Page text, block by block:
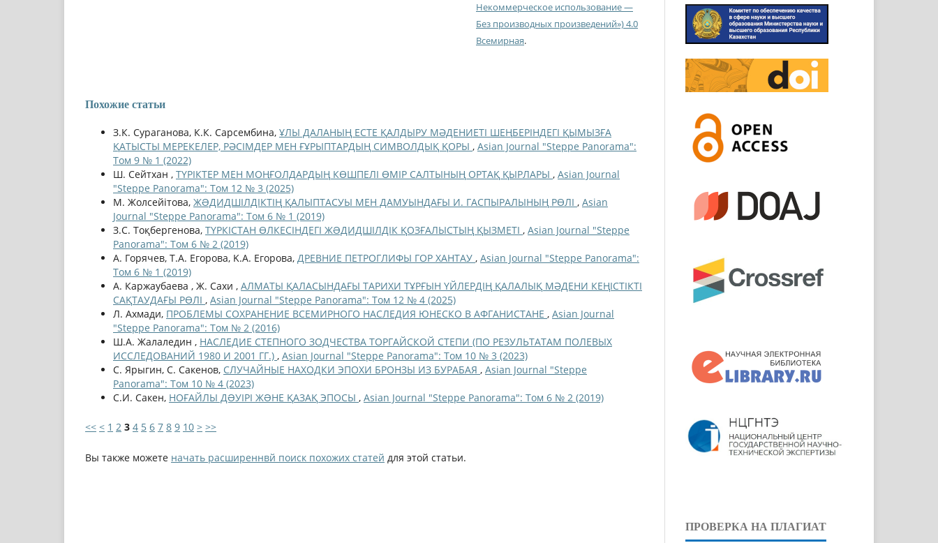
Некоммерческое использование —
Без производных произведений») 4.0
Всемирная.
Похожие статьи
З.К. Сураганова, К.К. Сарсембина, ҰЛЫ ДАЛАНЫҢ ЕСТЕ ҚАЛДЫРУ МӘДЕНИЕТІ ШЕҢБЕРІНДЕГІ ҚЫМЫЗҒА
ҚАТЫСТЫ МЕРЕКЕЛЕР, РӘСІМДЕР МЕН ҒҰРЫПТАРДЫҢ СИМВОЛДЫҚ ҚОРЫ , Asian Journal "Steppe Panorama":
Том 9 № 1 (2022)
Ш. Сейтхан , ТҮРІКТЕР МЕН МОҢҒОЛДАРДЫҢ КӨШПЕЛІ ӨМІР САЛТЫНЫҢ ОРТАҚ ҚЫРЛАРЫ , Asian Journal
"Steppe Panorama": Том 12 № 3 (2025)
М. Жолсейітова, ЖƏДИДШІЛДІКТІҢ ҚАЛЫПТАСУЫ МЕН ДАМУЫНДАҒЫ И. ГАСПЫРАЛЫНЫҢ РӨЛІ , Asian
Journal "Steppe Panorama": Том 6 № 1 (2019)
З.С. Тоқбергенова, ТҮРКIСТАН ӨЛКЕСIНДЕГI ЖƏДИДШIЛДIК ҚОЗҒАЛЫСТЫҢ ҚЫЗМЕТI , Asian Journal "Steppe
Panorama": Том 6 № 2 (2019)
А. Горячев, T.A. Егорова, K.A. Егорова, ДРЕВНИЕ ПЕТРОГЛИФЫ ГОР ХАНТАУ , Asian Journal "Steppe Panorama":
Том 6 № 1 (2019)
А. Каржаубаева , Ж. Сахи , АЛМАТЫ ҚАЛАСЫНДАҒЫ ТАРИХИ ТҰРҒЫН ҮЙЛЕРДІҢ ҚАЛАЛЫҚ МӘДЕНИ КЕҢІСТІКТІ
САҚТАУДАҒЫ РӨЛІ , Asian Journal "Steppe Panorama": Том 12 № 4 (2025)
Л. Ахмади, ПРОБЛЕМЫ СОХРАНЕНИЕ ВСЕМИРНОГО НАСЛЕДИЯ ЮНЕСКО В АФГАНИСТАНЕ , Asian Journal
"Steppe Panorama": Том № 2 (2016)
Ш.А. Жалаледин , НАСЛЕДИЕ СТЕПНОГО ЗОДЧЕСТВА ТОРГАЙСКОЙ СТЕПИ (ПО РЕЗУЛЬТАТАМ ПОЛЕВЫХ
ИССЛЕДОВАНИЙ 1980 И 2001 ГГ.) , Asian Journal "Steppe Panorama": Том 10 № 3 (2023)
С. Ярыгин, С. Сакенов, СЛУЧАЙНЫЕ НАХОДКИ ЭПОХИ БРОНЗЫ ИЗ БУРАБАЯ , Asian Journal "Steppe
Panorama": Том 10 № 4 (2023)
С.И. Сакен, НОҒАЙЛЫ ДƏУІРІ ЖƏНЕ ҚАЗАҚ ЭПОСЫ , Asian Journal "Steppe Panorama": Том 6 № 2 (2019)
<< < 1 2 3 4 5 6 7 8 9 10 > >>
Вы также можете начать расширеннвй поиск похожих статей для этой статьи.
ПРОВЕРКА НА ПЛАГИАТ